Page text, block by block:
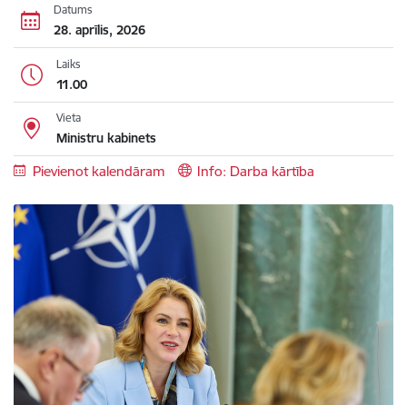
Datums
28. aprīlis, 2026
Laiks
11.00
Vieta
Ministru kabinets
Pievienot kalendāram Info: Darba kārtība